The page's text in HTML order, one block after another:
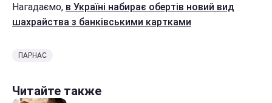
Нагадаємо, в Україні набирає обертів новий вид
шахрайства з банківськими картками
ПАРНАС
Читайте также